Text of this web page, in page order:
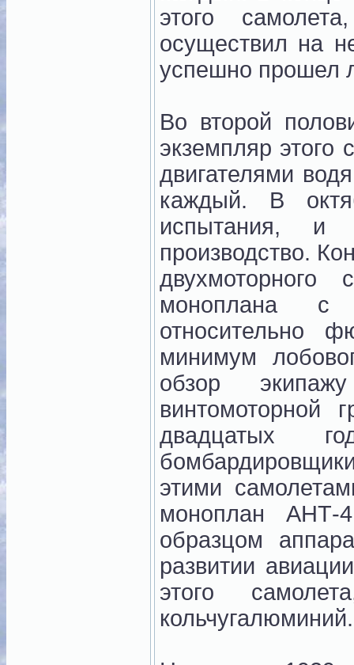
этого
осуществил на
успешно прошел
Во второй
экземпляр этого
двигателями
каждый. В
испытания,
производство.
двухмоторного
моноплана с
относительно
минимум
обзор
винтомоторной
двадцатых
этими
моноплан АНТ-
образцом
развитии
этого
кольчугалюминий.